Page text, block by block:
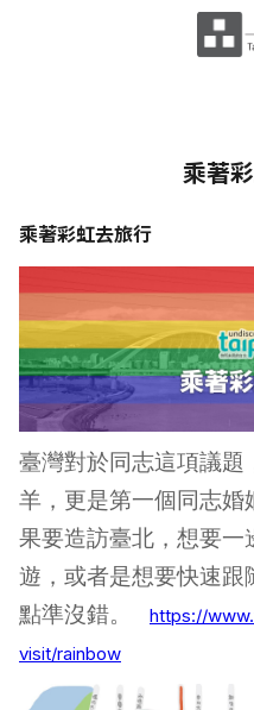
乘著
乘著彩虹去旅行
臺灣對於同志這項議
羊，更是第一個同志婚
果要造訪臺北，想要
遊，或者是想要快速
點準沒錯。
https://
visit/rainbow